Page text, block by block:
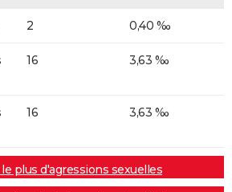
2 0,40 ‰
16 3,63 ‰
16 3,63 ‰
plus d'agressions sexuelles